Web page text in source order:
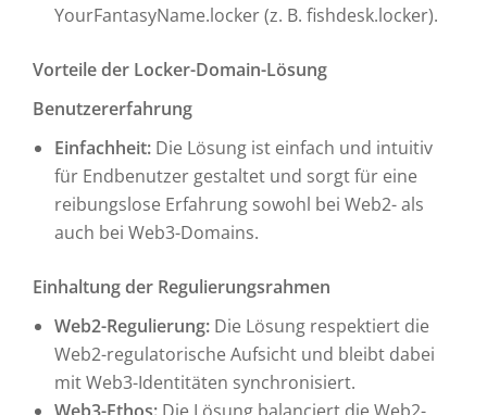
YourFantasyName.locker (z. B. fishdesk.locker).
Vorteile der Locker-Domain-Lösung
Benutzererfahrung
Einfachheit: Die Lösung ist einfach und intuitiv
für Endbenutzer gestaltet und sorgt für eine
reibungslose Erfahrung sowohl bei Web2- als
auch bei Web3-Domains.
Einhaltung der Regulierungsrahmen
Web2-Regulierung: Die Lösung respektiert die
Web2-regulatorische Aufsicht und bleibt dabei
mit Web3-Identitäten synchronisiert.